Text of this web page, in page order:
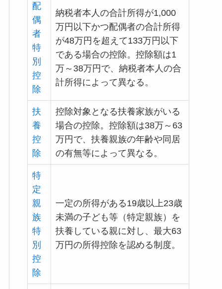
配
偶
者
特
別
控
除
納税者本人の合計所得が1,000
万円以下かつ配偶者の合計所得
が48万円を超えて133万円以下
である場合の控除。控除額は1
万～38万円で、納税者本人の合
計所得によって異なる。
扶
養
控
除
控除対象となる扶養家族がいる
場合の控除。控除額は38万～63
万円で、扶養親族の年齢や同居
の有無等によって異なる。
特
定
親
族
特
別
控
除
一定の所得がある19歳以上23歳
未満の子ども等（特定親族）を
扶養している親に対し、最大63
万円の所得控除を認める制度。